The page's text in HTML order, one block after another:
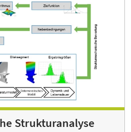
Strukturanalyse